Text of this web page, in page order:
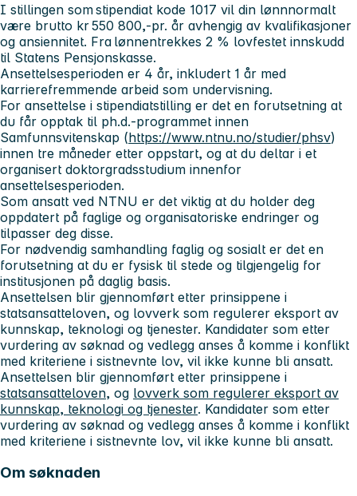
I stillingen som stipendiat kode 1017 vil din lønnnormalt
være brutto kr 550 800,-pr. år avhengig av kvalifikasjoner
og ansiennitet. Fra lønnentrekkes 2 % lovfestet innskudd
til Statens Pensjonskasse.
Ansettelsesperioden er 4 år, inkludert 1 år med
karrierefremmende arbeid som undervisning.
For ansettelse i stipendiatstilling er det en forutsetning at
du får opptak til ph.d.-programmet innen
Samfunnsvitenskap (https://www.ntnu.no/studier/phsv)
innen tre måneder etter oppstart, og at du deltar i et
organisert doktorgradsstudium innenfor
ansettelsesperioden.
Som ansatt ved NTNU er det viktig at du holder deg
oppdatert på faglige og organisatoriske endringer og
tilpasser deg disse.
For nødvendig samhandling faglig og sosialt er det en
forutsetning at du er fysisk til stede og tilgjengelig for
institusjonen på daglig basis.
Ansettelsen blir gjennomført etter prinsippene i
statsansatteloven, og lovverk som regulerer eksport av
kunnskap, teknologi og tjenester. Kandidater som etter
vurdering av søknad og vedlegg anses å komme i konflikt
med kriteriene i sistnevnte lov, vil ikke kunne bli ansatt.
Ansettelsen blir gjennomført etter prinsippene i
statsansatteloven, og lovverk som regulerer eksport av
kunnskap, teknologi og tjenester. Kandidater som etter
vurdering av søknad og vedlegg anses å komme i konflikt
med kriteriene i sistnevnte lov, vil ikke kunne bli ansatt.
Om søknaden